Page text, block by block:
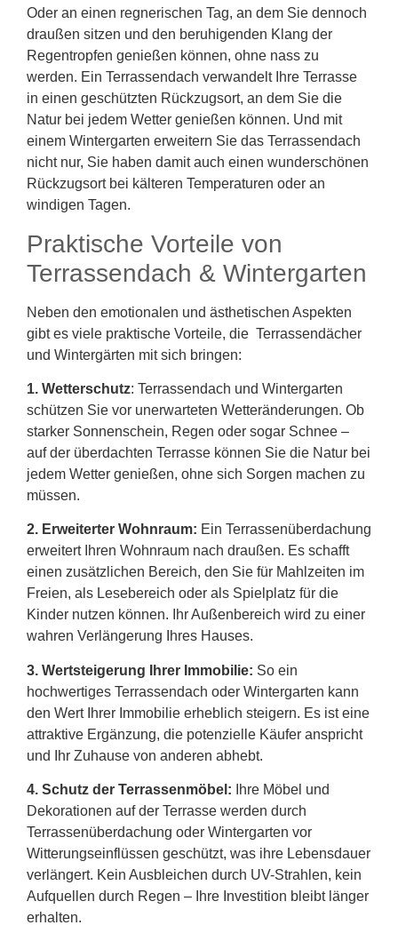
Oder an einen regnerischen Tag, an dem Sie dennoch
draußen sitzen und den beruhigenden Klang der
Regentropfen genießen können, ohne nass zu
werden. Ein Terrassendach verwandelt Ihre Terrasse
in einen geschützten Rückzugsort, an dem Sie die
Natur bei jedem Wetter genießen können. Und mit
einem Wintergarten erweitern Sie das Terrassendach
nicht nur, Sie haben damit auch einen wunderschönen
Rückzugsort bei kälteren Temperaturen oder an
windigen Tagen.
Praktische Vorteile von
Terrassendach & Wintergarten
Neben den emotionalen und ästhetischen Aspekten
gibt es viele praktische Vorteile, die Terrassendächer
und Wintergärten mit sich bringen:
1. Wetterschutz: Terrassendach und Wintergarten
schützen Sie vor unerwarteten Wetteränderungen. Ob
starker Sonnenschein, Regen oder sogar Schnee –
auf der überdachten Terrasse können Sie die Natur bei
jedem Wetter genießen, ohne sich Sorgen machen zu
müssen.
2. Erweiterter Wohnraum: Ein Terrassenüberdachung
erweitert Ihren Wohnraum nach draußen. Es schafft
einen zusätzlichen Bereich, den Sie für Mahlzeiten im
Freien, als Lesebereich oder als Spielplatz für die
Kinder nutzen können. Ihr Außenbereich wird zu einer
wahren Verlängerung Ihres Hauses.
3. Wertsteigerung Ihrer Immobilie: So ein
hochwertiges Terrassendach oder Wintergarten kann
den Wert Ihrer Immobilie erheblich steigern. Es ist eine
attraktive Ergänzung, die potenzielle Käufer anspricht
und Ihr Zuhause von anderen abhebt.
4. Schutz der Terrassenmöbel: Ihre Möbel und
Dekorationen auf der Terrasse werden durch
Terrassenüberdachung oder Wintergarten vor
Witterungseinflüssen geschützt, was ihre Lebensdauer
verlängert. Kein Ausbleichen durch UV-Strahlen, kein
Aufquellen durch Regen – Ihre Investition bleibt länger
erhalten.